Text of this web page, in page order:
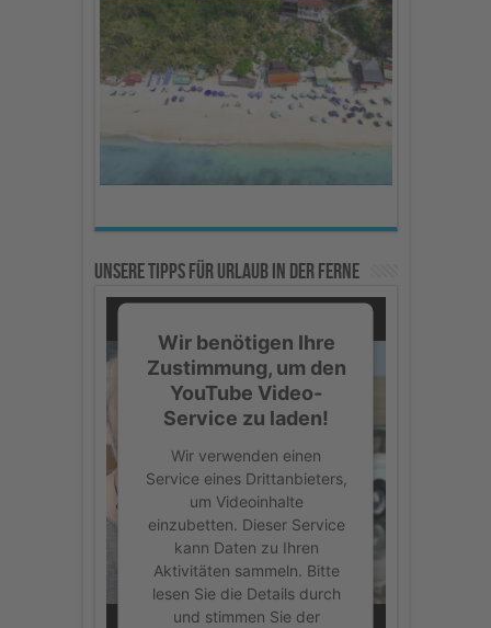
Akzeptieren
powered by Usercentrics
Consent Management
Platform
Unsere Tipps für Urlaub in der Ferne
Wir benötigen Ihre
Zustimmung, um den
YouTube Video-
Service zu laden!
Wir verwenden einen
Service eines Drittanbieters,
um Videoinhalte
einzubetten. Dieser Service
kann Daten zu Ihren
Aktivitäten sammeln. Bitte
lesen Sie die Details durch
und stimmen Sie der